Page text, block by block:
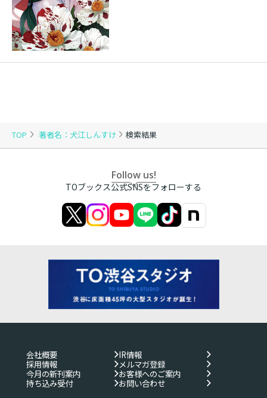
TOP 著者名：犬江しんすけ 検索結果
Follow us!
TOブックス公式SNSをフォローする
会社概要
IR情報
採用情報
メルマガ登録
今月の新刊案内
お客様へのご案内
持ち込み受付
お問い合わせ